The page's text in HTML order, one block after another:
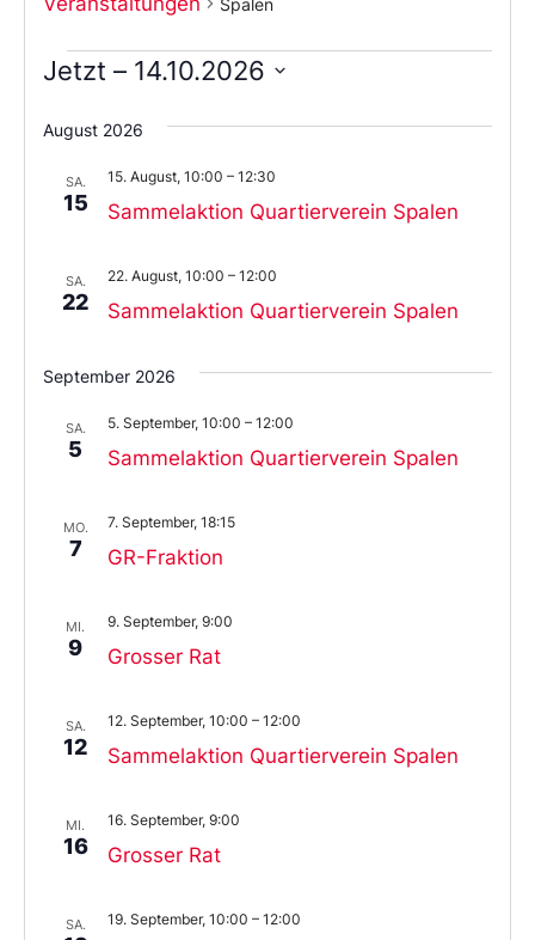
Jetzt – 14.10.2026
Sie
das
aus.
August 2026
SA.
15 Sammelaktion Quartierverein Spalen
15. August, 10:00 – 12:30
SA.
22 Sammelaktion Quartierverein Spalen
22. August, 10:00 – 12:00
September 2026
SA.
5 Sammelaktion Quartierverein Spalen
5. September, 10:00 – 12:00
MO.
7 GR-Fraktion
7. September, 18:15
MI.
9 Grosser Rat
9. September, 9:00
SA.
12 Sammelaktion Quartierverein Spalen
12. September, 10:00 – 12:00
MI.
16 Grosser Rat
16. September, 9:00
SA. 19. September, 10:00 – 12:00